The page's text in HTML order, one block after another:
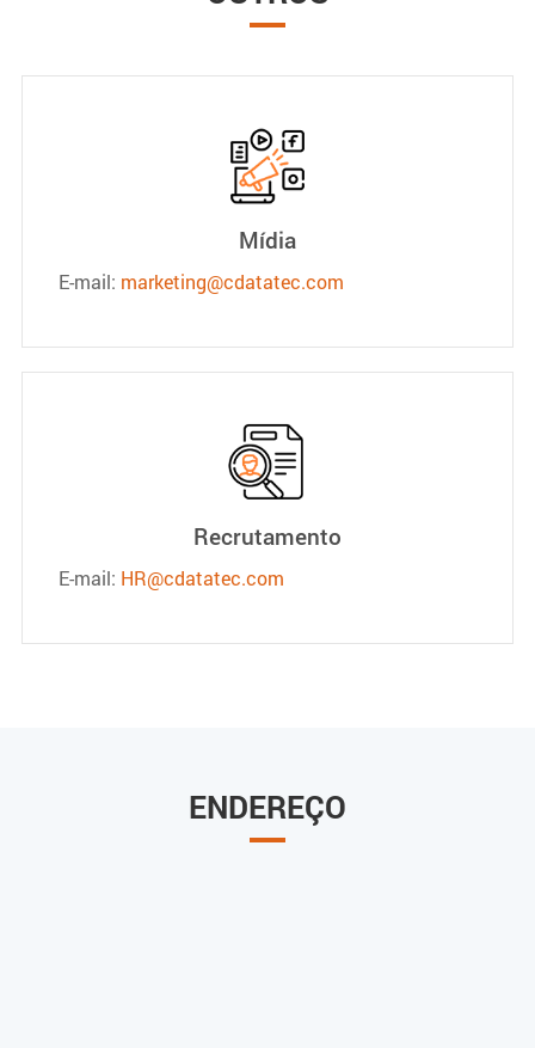
Mídia
E-mail: marketing@cdatatec.com
Recrutamento
E-mail: HR@cdatatec.com
ENDEREÇO